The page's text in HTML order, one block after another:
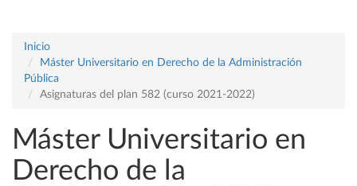
Inicio
Máster Universitario en Derecho de la Administración
Pública
Asignaturas del plan 582 (curso 2021-2022)
Máster Universitario en
Derecho de la